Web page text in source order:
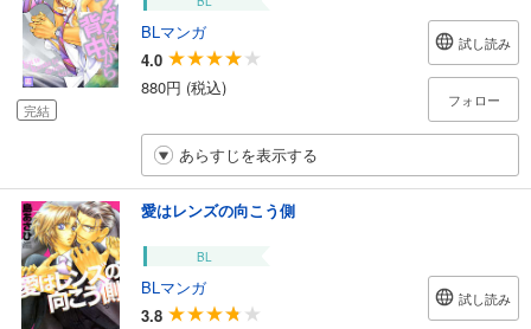
完結
BLマンガ
4.0
880円 (税込)
試し読み
フォロー
あらすじを表示する
愛はレンズの向こう側
BL
BLマンガ
3.8
試し読み